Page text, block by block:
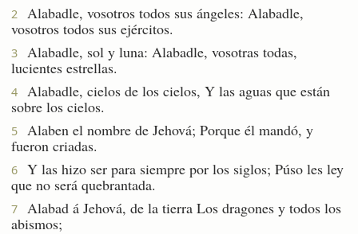
2
Alabadle, vosotros todos sus ángeles: Alabadle,
vosotros todos sus ejércitos.
3
Alabadle, sol y luna: Alabadle, vosotras todas,
lucientes estrellas.
4
Alabadle, cielos de los cielos, Y las aguas que están
sobre los cielos.
5
Alaben el nombre de Jehová; Porque él mandó, y
fueron criadas.
6
Y las hizo ser para siempre por los siglos; Púso les ley
que no será quebrantada.
7
Alabad á Jehová, de la tierra Los dragones y todos los
abismos;